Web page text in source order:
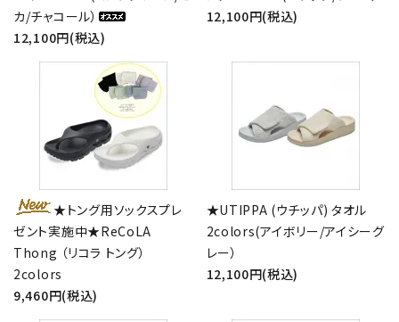
カ/チャコール）
12,100円(税込)
12,100円(税込)
★トング用ソックスプレ
ゼント実施中★ReCoLA
Thong （リコラ トング）
2colors
9,460円(税込)
★UTIPPA (ウチッパ) タオル
2colors(アイボリー/アイシーグ
レー）
12,100円(税込)